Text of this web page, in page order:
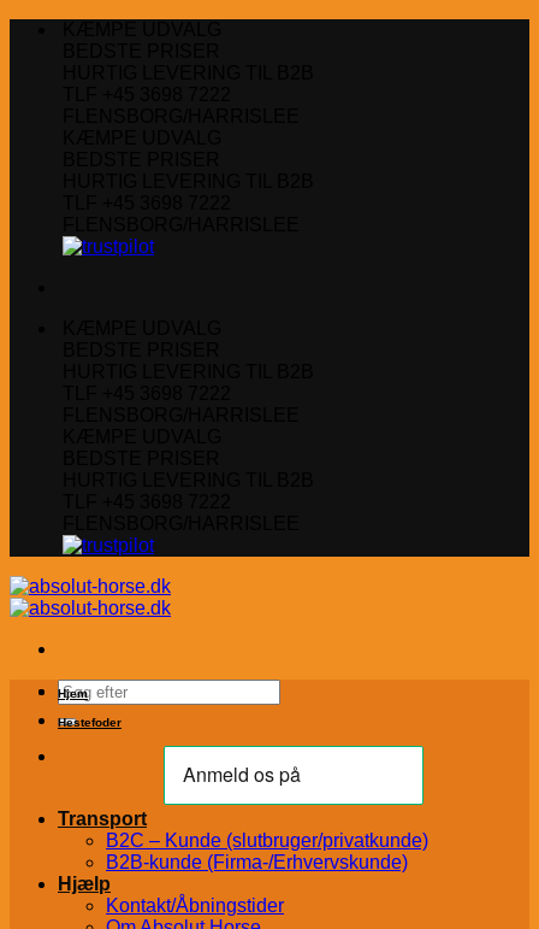
Søg
efter:
Transport
B2C – Kunde (slutbruger/privatkunde)
B2B-kunde (Firma-/Erhvervskunde)
Hjælp
Kontakt/Åbningstider
Hjem
Hestefoder